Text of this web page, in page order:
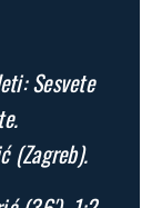
Sesvete
(Zagreb).